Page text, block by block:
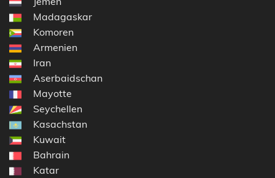
Madagaskar
Komoren
Armenien
Iran
Aserbaidschan
Mayotte
Seychellen
Kasachstan
Kuwait
Bahrain
Katar